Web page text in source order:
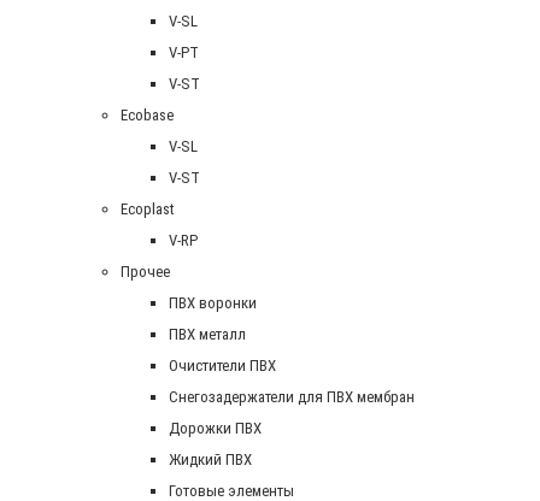
V-SL
V-PT
V-ST
Ecobase
V-SL
V-ST
Ecoplast
V-RP
Прочее
ПВХ воронки
ПВХ металл
Очистители ПВХ
Снегозадержатели для ПВХ мембран
Дорожки ПВХ
Жидкий ПВХ
Готовые элементы